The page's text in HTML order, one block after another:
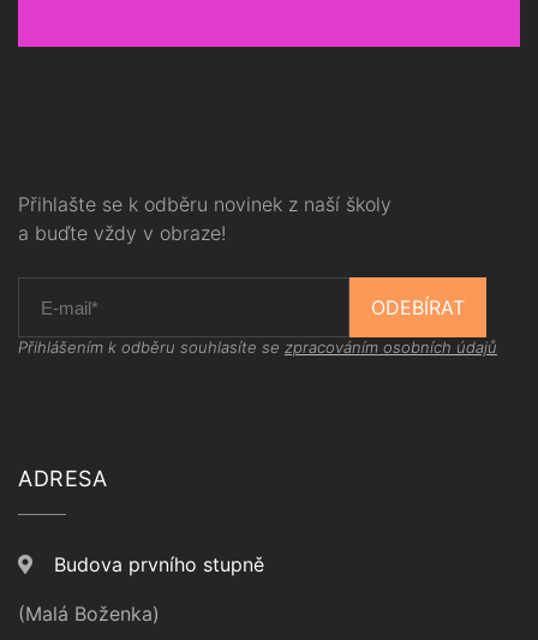
Přihlašte se k odběru novinek z naší školy
a buďte vždy v obraze!
ODEBÍRAT
Přihlášením k odběru souhlasíte se zpracováním osobních údajů
ADRESA
Budova prvního stupně
(Malá Boženka)